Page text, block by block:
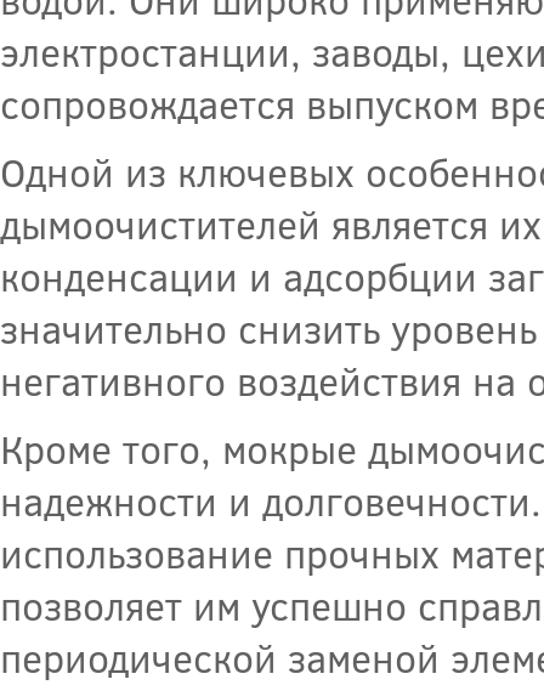
электростанции, заводы,
сопровождается выпуском
Одной из ключевых
дымоочистителей является
конденсации и адсорбции
значительно снизить
негативного воздействия
Кроме того, мокрые
надежности и
использование прочных
позволяет им успешно
периодической заменой